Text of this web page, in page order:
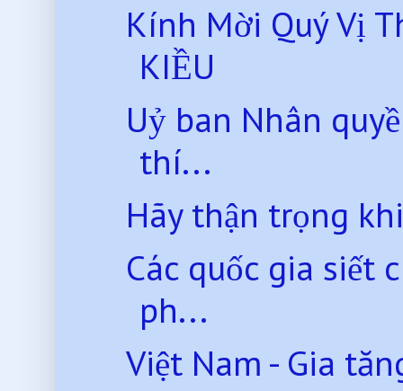
Kính Mời Quý Vị
KIỀU
Uỷ ban Nhân
thí...
Hãy thận trọng
Các quốc gia siết
ph...
Việt Nam - Gia